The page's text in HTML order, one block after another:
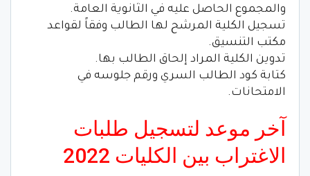
والمجموع الحاصل عليه في الثانوية العامة.
تسجيل الكلية المرشح لها الطالب وفقاً لقواعد
مكتب التنسيق.
تدوين الكلية المراد إلحاق الطالب بها.
كتابة كود الطالب السري ورقم جلوسه في
الامتحانات.
آخر موعد لتسجيل طلبات
الاغتراب بين الكليات 2022